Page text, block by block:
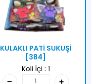
KULAKLI PATİ SUKUŞİ
[384]
Koli İçi : 1